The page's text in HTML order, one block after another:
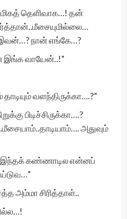
தெளிவாக…! தன்
இவன்…? நான் எங்கே…?
இங்க வாயேன்..!”
வளந்திருக்கா….?”
பிடிச்சிருக்கா….?
அதுவும்
கண்ணாடில என்னப்
அம்மா சிரித்தாள்..